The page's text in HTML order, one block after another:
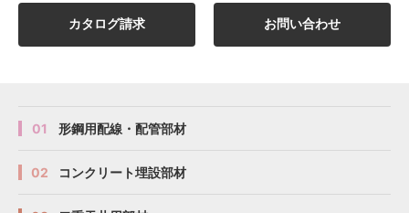
カタログ請求 お問い合わせ
01 形鋼用配線・配管部材
02 コンクリート埋設部材